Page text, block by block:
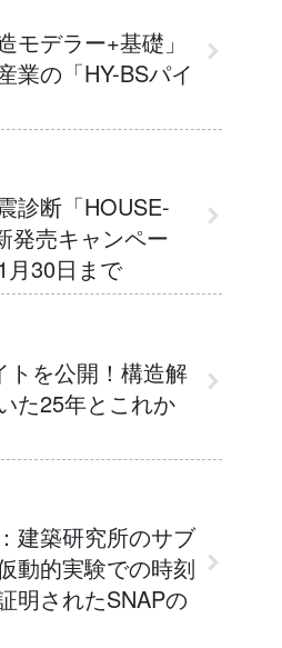
モデラー+基礎」
業の「HY-BSパイ
診断「HOUSE-
発売キャンペー
月30日まで
トを公開！構造解
た25年とこれか
建築研究所のサブ
動的実験での時刻
明されたSNAPの